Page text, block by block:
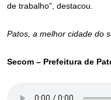
de trabalho”, destacou.
Patos, a melhor cidade do
Secom – Prefeitura de